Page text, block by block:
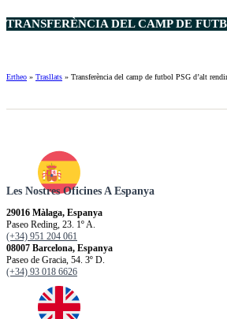
TRANSFERÈNCIA DEL CAMP DE
Ertheo » Trasllats » Transferència del camp de futbol PSG d’alt
Les Nostres Oficines A Espanya
29016 Màlaga, Espanya
Paseo Reding, 23. 1º A.
(+34) 951 204 061
08007 Barcelona, Espanya
Paseo de Gracia, 54. 3º D.
(+34) 93 018 6626